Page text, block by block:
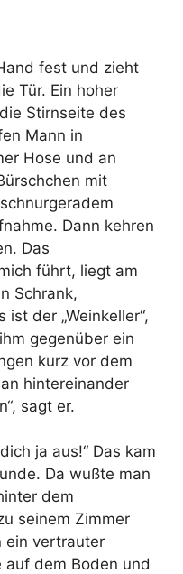
fest und zieht
Tür. Ein hoher
Stirnseite des
Mann in
Hose und an
mit
Dann kehren
Das
führt, liegt am
Schrank,
der „Weinkeller“,
gegenüber ein
kurz vor dem
hintereinander
sagt er.
ja aus!“ Das kam
Da wußte man
dem
seinem Zimmer
ein vertrauter
dem Boden und